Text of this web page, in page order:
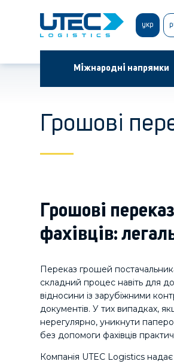
укр
Міжнародні напрямки
Грошові
Грошові
фахівців:
Переказ грошей
складний процес навіть для
відносини із зарубіжними
документів. У тих випадках,
нерегулярно, уникнути
без допомоги фахівців
Компанія UTEC Logistics